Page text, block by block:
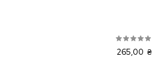
265,00 ₴